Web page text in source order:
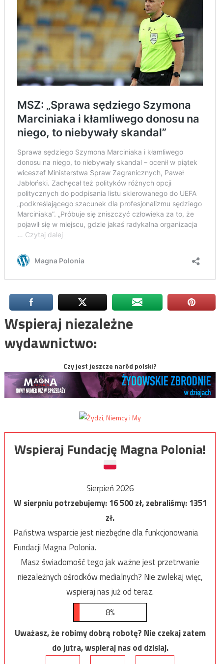
Wspieraj niezależne
wydawnictwo:
Czy jest jeszcze naród polski?
Wspieraj Fundację Magna Polonia!
Sierpień 2026
W sierpniu potrzebujemy:16 500zł, zebraliśmy:1351
zł.
Państwa wsparcie jest niezbędne dla funkcjonowania
Fundacji Magna Polonia.
Masz świadomość tego jak ważne jest przetrwanie
niezależnych ośrodków medialnych? Nie zwlekaj więc,
wspieraj nas już od teraz.
8%
Uważasz, że robimy dobrą robotę? Nie czekaj zatem
do jutra, wspieraj nas od dzisiaj.